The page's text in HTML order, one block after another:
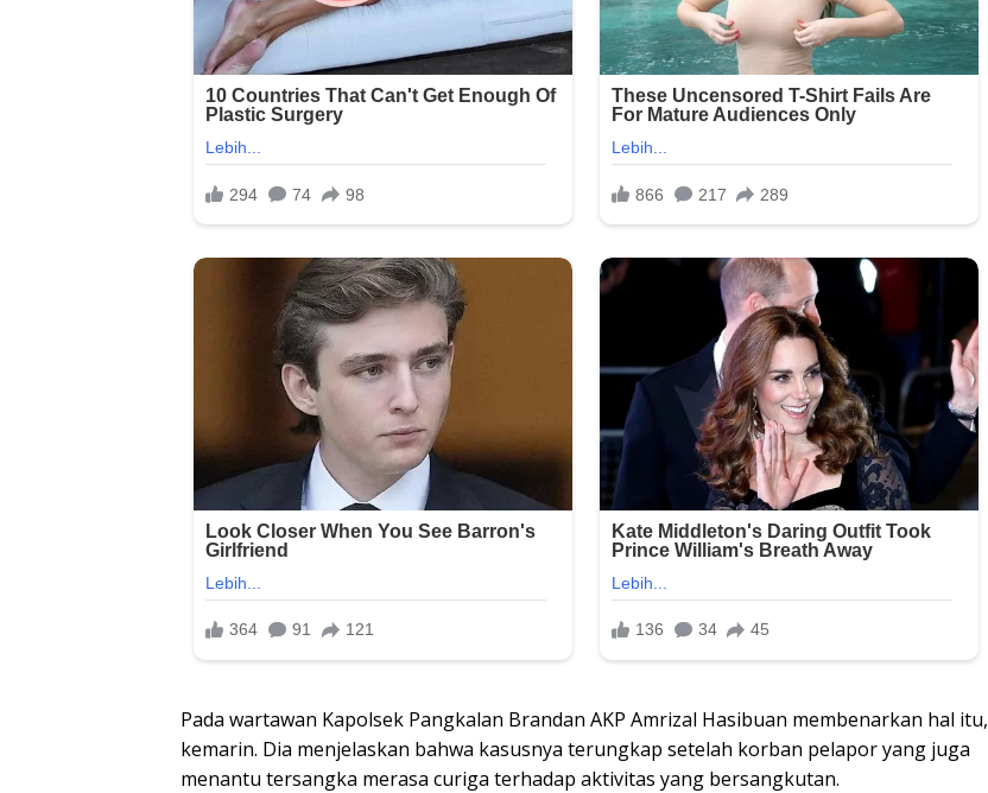
Pada wartawan Kapolsek Pangkalan Brandan AKP Amrizal Hasibuan membenarkan hal itu,
kemarin. Dia menjelaskan bahwa kasusnya terungkap setelah korban pelapor yang juga
menantu tersangka merasa curiga terhadap aktivitas yang bersangkutan.